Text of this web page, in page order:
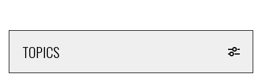
TOPICS